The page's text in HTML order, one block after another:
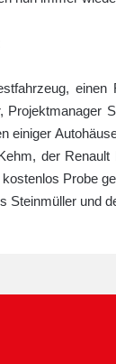
einen
Projektmanager
einiger
der
Probe
Steinmüller und